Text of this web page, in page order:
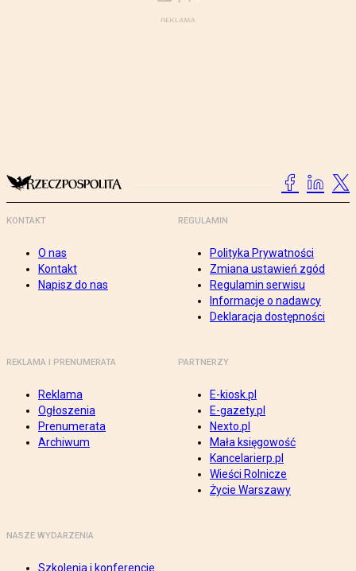
KONTAKT
O nas
Kontakt
Napisz do nas
REGULAMIN
Polityka Prywatności
Zmiana ustawień zgód
Regulamin serwisu
Informacje o nadawcy
Deklaracja dostępności
REKLAMA I PRENUMERATA
Reklama
Ogłoszenia
Prenumerata
Archiwum
PARTNERZY
E-kiosk.pl
E-gazety.pl
Nexto.pl
Mała księgowość
Kancelarierp.pl
Wieści Rolnicze
Życie Warszawy
NASZE WYDARZENIA
Szkolenia i konferencje